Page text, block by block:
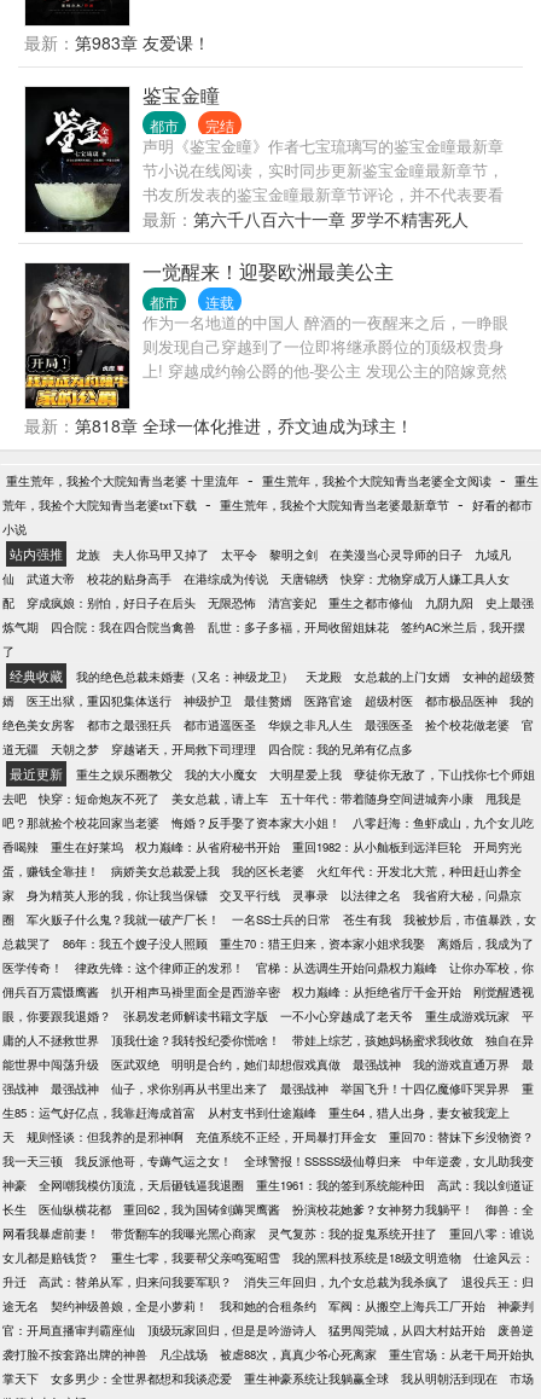
把小有名气的女歌星捧上天后宝座。 …… ?从此，蓝
星线上和线下，多了个挥金如土的神豪，众多自持颜
值的女人蜂拥而至，只为跟他交朋友。 段云枫:“我交
朋友，贵在深交，重在开心，从来都不管她有钱没
钱，反正都没有我有钱。”
最新： 第983章 友爱课！
鉴宝金瞳
都市 完结
声明《鉴宝金瞳》作者七宝琉璃写的鉴宝金瞳最新章
节小说在线阅读，实时同步更新鉴宝金瞳最新章节，
书友所发表的鉴宝金瞳最新章节评论，并不代表要看
书赞同鉴宝金瞳最新章节或者支持鉴宝金瞳读者阅读
的此观点，我们的立场仅限于传播更多读者感兴趣的
信息。 如果小说鉴宝金瞳最新章节浏览，或对小说鉴
宝金瞳内容、版权等方面有质疑，或对本站有意见建
议请到站务管理区发帖，如果发现《鉴宝金瞳》小说
最新章节未及时更新请联系我们。如果您喜欢小说鉴
宝金瞳,请支持作者到书店购买正版图书。感谢您的合
作与支持 父亲得了重病，巨额医药费让古玩店学徒杨
宝金瞳，且看他如何鉴宝捡漏，颠覆命运…… 如果您
对小说鉴宝金瞳全本阅读，版权等方面有质疑的，或
对本站有意见建议的请告诉我们，如果发现《鉴宝金
瞳》小说最新章节有错误请点击错误举报告诉我们。
说或者图书。 友情分享从我做起。数万网友在行动，
《鉴宝金瞳》分享得多更新就越快。从下面的图标分
享投一票，每人每天只限一次哦多了无效。
最新： 第六千八百六十一章 罗学不精害死人
一觉醒来！迎娶欧洲最美公主
都市 连载
作为一名地道的中国人 醉酒的一夜醒来之后，一睁眼
则发现自己穿越到了一位即将继承爵位的顶级权贵身
上! 穿越成约翰公爵的他-娶公主 发现公主的陪嫁竟然
五百强！ 出了危险-发现自己家族的安保队伍竟然是黑
暗世界的王者！！ 参观自己家族的收藏-居然发现消失
最新： 第818章 全球一体化推进，乔文迪成为球主！
重生荒年，我捡个大院知青当老婆 十里流年 - 重生荒年，我捡个大院知青当老婆全文阅读 - 重生
荒年，我捡个大院知青当老婆txt下载 - 重生荒年，我捡个大院知青当老婆最新章节 - 好看的都市
小说
站内强推 龙族 夫人你马甲又掉了 太平令 黎明之剑 在美漫当心灵导师的日子
九域凡
仙
武道大帝 校花的贴身高手 在港综成为传说 天唐锦绣
快穿：尤物穿成万人嫌工具人女
配
穿成疯娘：别怕，好日子在后头 无限恐怖 清宫妾妃 重生之都市修仙 九阴九阳
史上最强
炼气期
四合院：我在四合院当禽兽 乱世：多子多福，开局收留姐妹花
签约AC米兰后，我开摆
了
经典收藏 我的绝色总裁未婚妻（又名：神级龙卫） 天龙殿 女总裁的上门女婿
女神的超级赘
婿
医王出狱，重囚犯集体送行 神级护卫 最佳赘婿 医路官途 超级村医 都市极品医神
我的
绝色美女房客
都市之最强狂兵 都市逍遥医圣 华娱之非凡人生 最强医圣 捡个校花做老婆
官
道无疆
天朝之梦 穿越诸天，开局救下司理理 四合院：我的兄弟有亿点多
最近更新 重生之娱乐圈教父 我的大小魔女 大明星爱上我
孽徒你无敌了，下山找你七个师姐
去吧
快穿：短命炮灰不死了 美女总裁，请上车 五十年代：带着随身空间进城奔小康
甩我是
吧？那就捡个校花回家当老婆
悔婚？反手娶了资本家大小姐！
八零赶海：鱼虾成山，九个女儿吃
香喝辣
重生在好莱坞 权力巅峰：从省府秘书开始 重回1982：从小舢板到远洋巨轮
开局穷光
蛋，赚钱全靠挂！
病娇美女总裁爱上我 我的区长老婆
火红年代：开发北大荒，种田赶山养全
家
身为精英人形的我，你让我当保镖 交叉平行线 灵事录 以法律之名
我省府大秘，问鼎京
圈
军火贩子什么鬼？我就一破产厂长！ 一名SS士兵的日常 苍生有我
我被炒后，市值暴跌，女
总裁哭了
86年：我五个嫂子没人照顾 重生70：猎王归来，资本家小姐求我娶
离婚后，我成为了
医学传奇！
律政先锋：这个律师正的发邪！ 官梯：从选调生开始问鼎权力巅峰
让你办军校，你
佣兵百万震慑鹰酱
扒开相声马褂里面全是西游辛密 权力巅峰：从拒绝省厅千金开始
刚觉醒透视
眼，你要跟我退婚？
张易发老师解读书籍文字版 一不小心穿越成了老天爷 重生成游戏玩家
平
庸的人不拯救世界
顶我仕途？我转投纪委你慌啥！ 带娃上综艺，孩她妈杨蜜求我收敛
独自在异
能世界中闯荡升级
医武双绝 明明是合约，她们却想假戏真做 最强战神 我的游戏直通万界
最
强战神
最强战神 仙子，求你别再从书里出来了 最强战神 举国飞升！十四亿魔修吓哭异界
重
生85：运气好亿点，我靠赶海成首富
从村支书到仕途巅峰
重生64，猎人出身，妻女被我宠上
天
规则怪谈：但我养的是邪神啊 充值系统不正经，开局暴打拜金女
重回70：替妹下乡没物资？
我一天三顿
我反派他哥，专薅气运之女！ 全球警报！SSSSS级仙尊归来
中年逆袭，女儿助我变
神豪
全网嘲我模仿顶流，天后砸钱逼我退圈 重生1961：我的签到系统能种田
高武：我以剑道证
长生
医仙纵横花都 重回62，我为国铸剑薅哭鹰酱 扮演校花她爹？女神努力我躺平！
御兽：全
网看我暴虐前妻！
带货翻车的我曝光黑心商家 灵气复苏：我的捉鬼系统开挂了
重回八零：谁说
女儿都是赔钱货？
重生七零，我要帮父亲鸣冤昭雪 我的黑科技系统是18级文明造物
仕途风云：
升迁
高武：替弟从军，归来问我要军职？ 消失三年回归，九个女总裁为我杀疯了
退役兵王：归
途无名
契约神级兽娘，全是小萝莉！ 我和她的合租条约 军阀：从搬空上海兵工厂开始
神豪判
官：开局直播审判霸座仙
顶级玩家回归，但是是吟游诗人 猛男闯莞城，从四大村姑开始
废兽逆
袭打脸不按套路出牌的神兽
凡尘战场 被虐88次，真真少爷心死离家
重生官场：从老干局开始执
掌天下
女多男少：全世界都想和我谈恋爱 重生神豪系统让我躺赢全球 我从明朝活到现在
市场